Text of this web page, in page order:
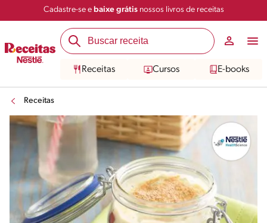
Cadastre-se e baixe grátisnossos livros de receitas
Receitas Cursos E-books
Receitas
Salvar Compartilhar